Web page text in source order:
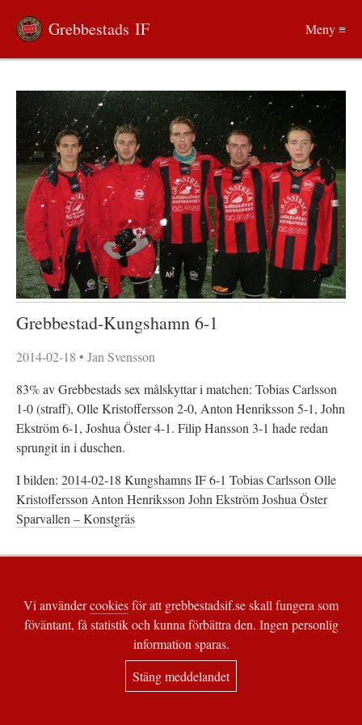
Grebbestad-Kungshamn 6-1
2014-02-18 • Jan Svensson
83% av Grebbestads sex målskyttar i matchen: Tobias Carlsson
1-0 (straff), Olle Kristoffersson 2-0, Anton Henriksson 5-1, John
Ekström 6-1, Joshua Öster 4-1. Filip Hansson 3-1 hade redan
sprungit in i duschen.
I bilden: 2014-02-18 Kungshamns IF 6-1 Tobias CarlssonOlle
KristofferssonAnton HenrikssonJohn EkströmJoshua Öster
Sparvallen – Konstgräs
Grebbestads IF Meny ≡
Vi användercookiesför att grebbestadsif.se skall fungera som
föväntant, få statistik och kunna förbättra den. Ingen personlig
information sparas.
Stäng meddelandet